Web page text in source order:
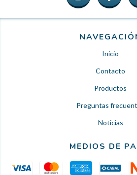
Inicio
Contacto
Productos
Preguntas
Noticias
MEDIOS DE